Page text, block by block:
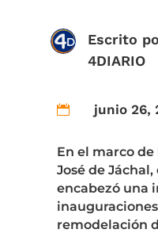
Escrito
4DIARIO
 junio 26,
En el marco de
José de
encabezó una
remodelación